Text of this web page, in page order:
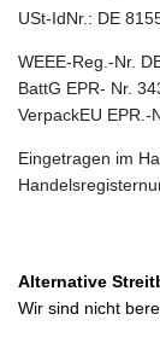
USt-IdNr.: DE
WEEE-Reg.-Nr.
BattG EPR- Nr.
VerpackEU EPR.-
Eingetragen im
Alternative
Wir sind nicht